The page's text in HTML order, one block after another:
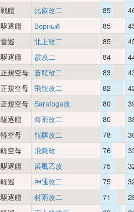
戦艦 比叡改二 85
駆逐艦 Верный 85
雷巡 北上改二 85
駆逐艦 霞改二 84
正規空母 蒼龍改二 83
正規空母 飛龍改二 82
正規空母 Saratoga改 80
駆逐艦 時雨改二 80
軽空母 龍驤改二 78
軽空母 飛鷹改 76
駆逐艦 浜風乙改 75
軽巡 神通改二 75
駆逐艦 村雨改二 71